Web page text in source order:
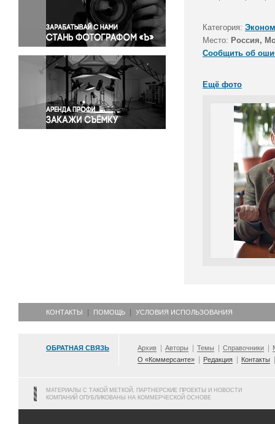
Правосудие
Происшествия и конфликты
Религия
Светская жизнь
Спорт
Экология
Экономика и бизнес
Категория:
Место: Россия,
Сообщить об
Ещё фото
КОНТАКТЫ ПОМОЩЬ УСЛОВИЯ ИСПОЛЬЗОВАНИЯ
ОБРАТНАЯ СВЯЗЬ Архив Авторы Темы Справочники
О «Коммерсанте»
Редакция Контакты
МАТЕРИАЛЫ С ТАКОЙ МЕТКОЙ, ПАРТНЕРСКИЕ ПРОЕКТЫ И НОВОСТИ
КОМПАНИЙ ОПУБЛИКОВАНЫ НА КОММЕРЧЕСКОЙ ОСНОВЕ